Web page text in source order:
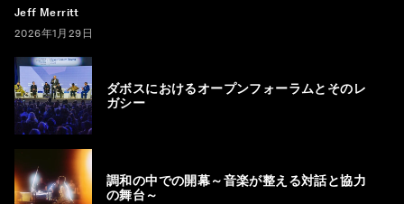
Jeff Merritt
2026年1月29日
ダボスにおけるオープンフォーラムとそのレ
ガシー
調和の中での開幕～音楽が整える対話と協力
の舞台～